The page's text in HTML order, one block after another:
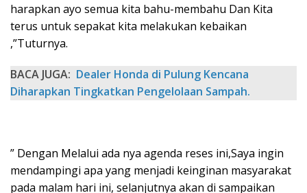
harapkan ayo semua kita bahu-membahu Dan Kita
terus untuk sepakat kita melakukan kebaikan
,”Tuturnya.
BACA JUGA: Dealer Honda di Pulung Kencana
Diharapkan Tingkatkan Pengelolaan Sampah.
” Dengan Melalui ada nya agenda reses ini,Saya ingin
mendampingi apa yang menjadi keinginan masyarakat
pada malam hari ini, selanjutnya akan di sampaikan